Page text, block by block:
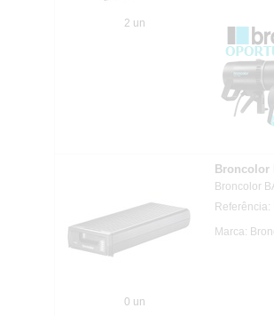
2 un
0 un
Broncolor
Broncolor
Marca: